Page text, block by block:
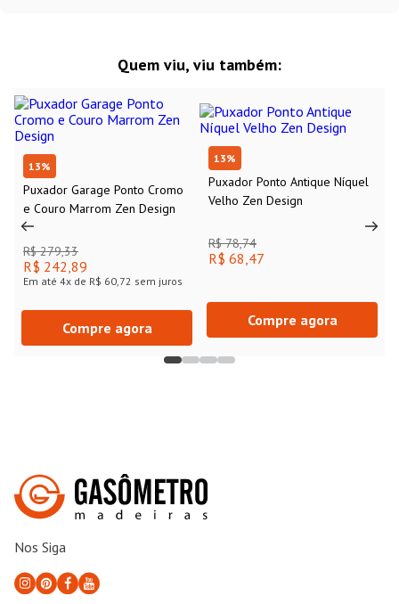
Quem viu, viu também:
13%
Puxador Garage Ponto Cromo
e Couro Marrom Zen Design
R$ 279,33
R$ 242,89
Em até4x de
13%
Puxador Ponto Antique Níquel
Velho Zen Design
R$ 68,47
Nos Siga
Institucional